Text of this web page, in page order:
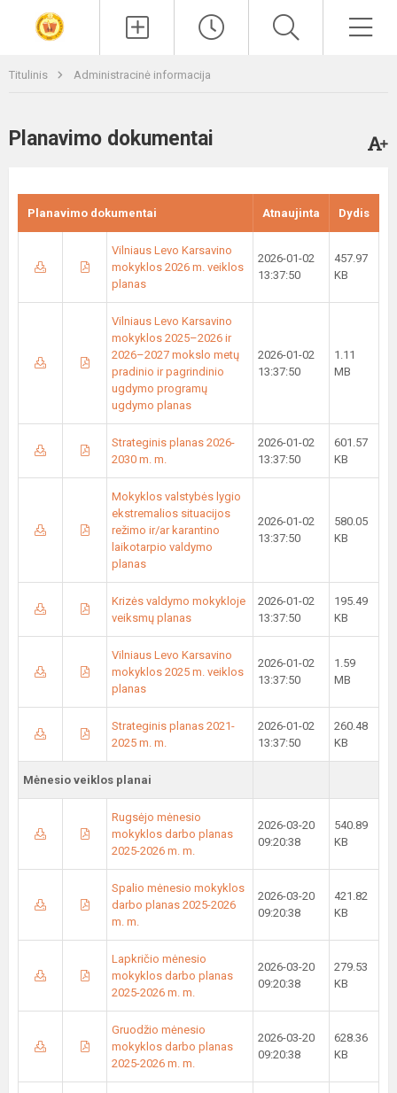
Titulinis Administracinė informacija
Planavimo dokumentai
Planavimo dokumentai Atnaujinta Dydis
Vilniaus Levo Karsavino
mokyklos 2026 m. veiklos
planas
2026-01-02
13:37:50
457.97
KB
Vilniaus Levo Karsavino
mokyklos 2025–2026 ir
2026–2027 mokslo metų
pradinio ir pagrindinio
ugdymo programų
ugdymo planas
2026-01-02
13:37:50
1.11
MB
Strateginis planas 2026-
2030 m. m.
2026-01-02
13:37:50
601.57
KB
Mokyklos valstybės lygio
ekstremalios situacijos
režimo ir/ar karantino
laikotarpio valdymo
planas
2026-01-02
13:37:50
580.05
KB
Krizės valdymo mokykloje
veiksmų planas
2026-01-02
13:37:50
195.49
KB
Vilniaus Levo Karsavino
mokyklos 2025 m. veiklos
planas
2026-01-02
13:37:50
1.59
MB
Strateginis planas 2021-
2025 m. m.
2026-01-02
13:37:50
260.48
KB
Mėnesio veiklos planai
Rugsėjo mėnesio
mokyklos darbo planas
2025-2026 m. m.
2026-03-20
09:20:38
540.89
KB
Spalio mėnesio mokyklos
darbo planas 2025-2026
m. m.
2026-03-20
09:20:38
421.82
KB
Lapkričio mėnesio
mokyklos darbo planas
2025-2026 m. m.
2026-03-20
09:20:38
279.53
KB
Gruodžio mėnesio
mokyklos darbo planas
2025-2026 m. m.
2026-03-20
09:20:38
628.36
KB